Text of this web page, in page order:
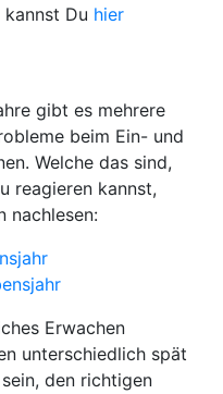
Du hier
gibt es mehrere
beim Ein- und
Welche das sind,
reagieren kannst,
nachlesen:
Erwachen
unterschiedlich spät
den richtigen